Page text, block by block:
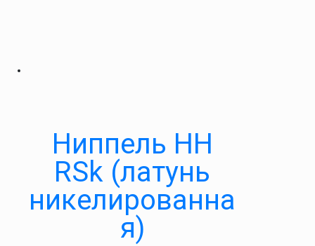
Ниппель НН
RSk (латунь
никелированна
я)